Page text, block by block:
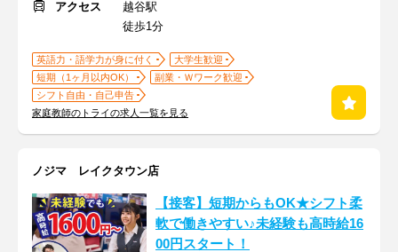
アクセス
越谷駅
徒歩1分
英語力・語学力が身に付く
大学生歓迎
短期（1ヶ月以内OK）
副業・Ｗワーク歓迎
シフト自由・自己申告
家庭教師のトライの求人一覧を見る
ノジマ レイクタウン店
【接客】短期からもOK★シフト柔
軟で働きやすい♪未経験も高時給16
00円スタート！